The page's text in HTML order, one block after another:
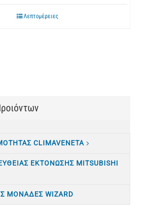
Λεπτομέρειες
CLIMAVENETA
ΕΚΤΟΝΩΣΗΣ MITSUBISHI
ΜΟΝΑΔΕΣ WIZARD